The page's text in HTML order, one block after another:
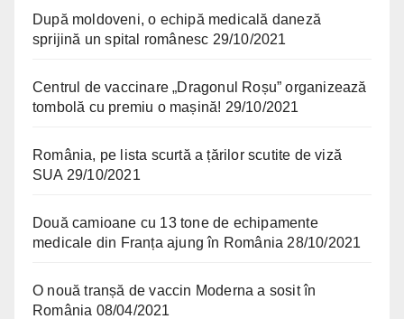
După moldoveni, o echipă medicală daneză
sprijină un spital românesc 29/10/2021
Centrul de vaccinare „Dragonul Roșu” organizează
tombolă cu premiu o mașină! 29/10/2021
România, pe lista scurtă a țărilor scutite de viză
SUA 29/10/2021
Două camioane cu 13 tone de echipamente
medicale din Franța ajung în România 28/10/2021
O nouă tranșă de vaccin Moderna a sosit în
România 08/04/2021